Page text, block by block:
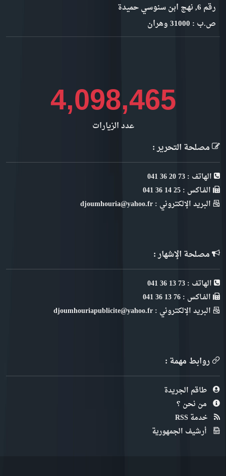
رقم 6, نهج ابن سنوسي حميدة
ص.ب : 31000 وهران
4,719,437
عدد الزيارات
مصلحة التحرير :
الهاتف : 73 20 36 041
الفـاكس : 25 14 36 041
البريد الإلكتروني : djoumhouria@yahoo.fr
مصلحة الإشهار :
الهاتف : 73 13 36 041
الفـاكس : 76 13 36 041
البريد الإلكتروني : djoumhouriapublicite@yahoo.fr
روابط مهمة :
طاقم الجريدة
من نحن ؟
خدمة RSS
أرشيف الجمهورية